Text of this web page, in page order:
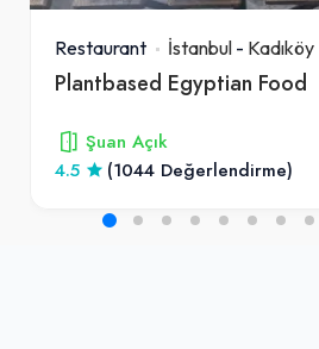
Restaurant İstanbul - Kadıköy
Plantbased Egyptian Food
Şuan Açık
4.5
(1044 Değerlendirme)